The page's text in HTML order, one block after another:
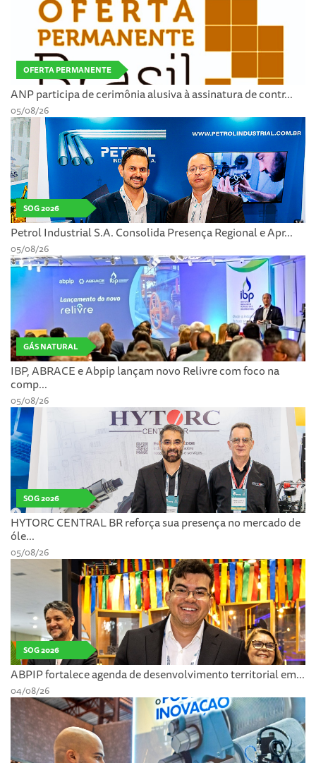
OFERTA PERMANENTE
ANP participa de cerimônia alusiva à assinatura de contr...
05/08/26
SOG 2026
Petrol Industrial S.A. Consolida Presença Regional e Apr...
05/08/26
GÁS NATURAL
IBP, ABRACE e Abpip lançam novo Relivre com foco na
comp...
05/08/26
SOG 2026
HYTORC CENTRAL BR reforça sua presença no mercado de
óle...
05/08/26
SOG 2026
ABPIP fortalece agenda de desenvolvimento territorial em...
04/08/26